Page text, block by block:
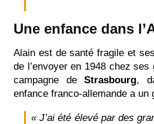
Une enfance dans
Alain est de santé fragile et
de l’envoyer en 1948 chez
campagne de Strasbourg,
enfance franco-allemande a
« J’ai été élevé par des